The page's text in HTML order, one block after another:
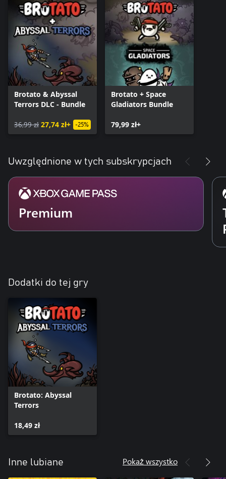
Brotato & Abyssal
Terrors DLC - Bundle
36,99 zł 27,74 zł+ -25%
Brotato + Space
Gladiators Bundle
79,99 zł+
Uwzględnione w tych subskrypcjach
Premium
Dodatki do tej gry
Brotato: Abyssal
Terrors
18,49 zł
Inne lubiane Pokaż wszystko